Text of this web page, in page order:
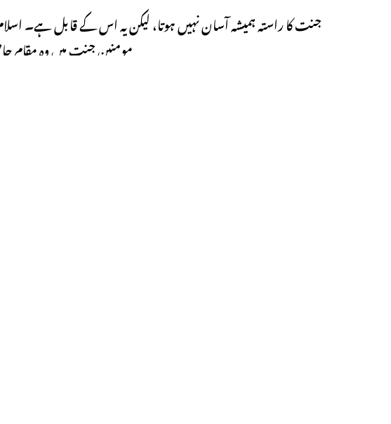
جنت کا راستہ ہمیشہ آسان نہیں ہوتا، لیکن یہ اس کے قابل ہے۔ اسلام
مومنین جنت میں وہ مقام